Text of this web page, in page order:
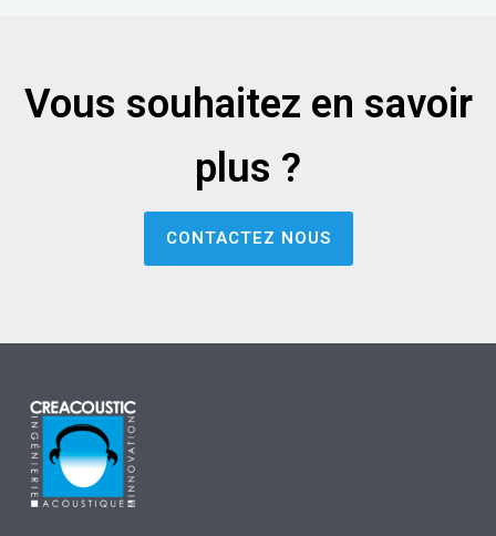
Vous souhaitez en savoir
plus ?
CONTACTEZ NOUS